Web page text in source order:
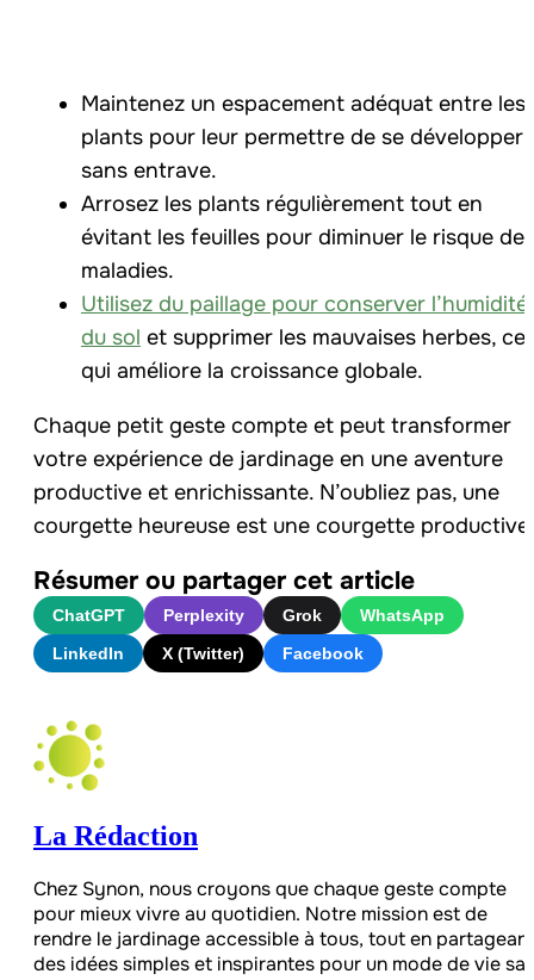
Maintenez un espacement adéquat entre les
plants pour leur permettre de se développer
sans entrave.
Arrosez les plants régulièrement tout en
évitant les feuilles pour diminuer le risque de
maladies.
Utilisez du paillage pour conserver l’humidité
du sol et supprimer les mauvaises herbes, ce
qui améliore la croissance globale.
Chaque petit geste compte et peut transformer
votre expérience de jardinage en une aventure
productive et enrichissante. N’oubliez pas, une
courgette heureuse est une courgette productive
Résumer ou partager cet article
ChatGPT Perplexity Grok
WhatsApp
LinkedIn
X (Twitter) Facebook
La Rédaction
Chez Synon, nous croyons que chaque geste compte
pour mieux vivre au quotidien. Notre mission est de
rendre le jardinage accessible à tous, tout en partageant
des idées simples et inspirantes pour un mode de vie